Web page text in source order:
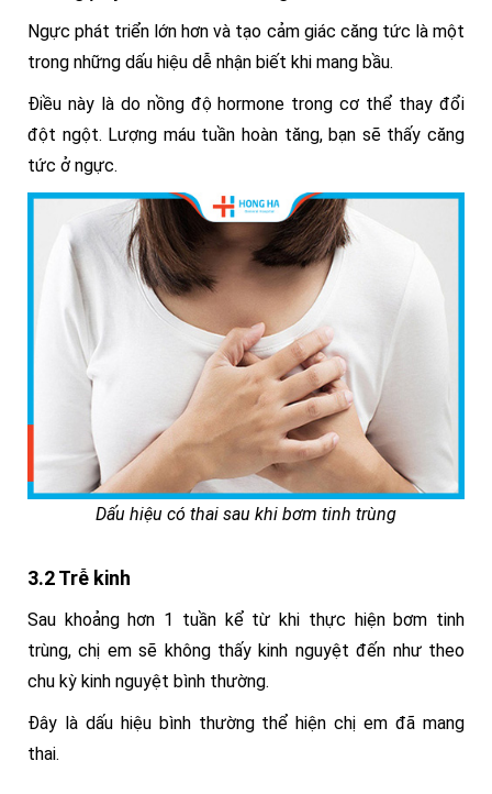
Ngực phát triển lớn hơn và tạo cảm giác căng tức là một
trong những dấu hiệu dễ nhận biết khi mang bầu.
Điều này là do nồng độ hormone trong cơ thể thay đổi
đột ngột. Lượng máu tuần hoàn tăng, bạn sẽ thấy căng
tức ở ngực.
Dấu hiệu có thai sau khi bơm tinh trùng
3.2 Trễ kinh
Sau khoảng hơn 1 tuần kể từ khi thực hiện bơm tinh
trùng, chị em sẽ không thấy kinh nguyệt đến như theo
chu kỳ kinh nguyệt bình thường.
Đây là dấu hiệu bình thường thể hiện chị em đã mang
thai.